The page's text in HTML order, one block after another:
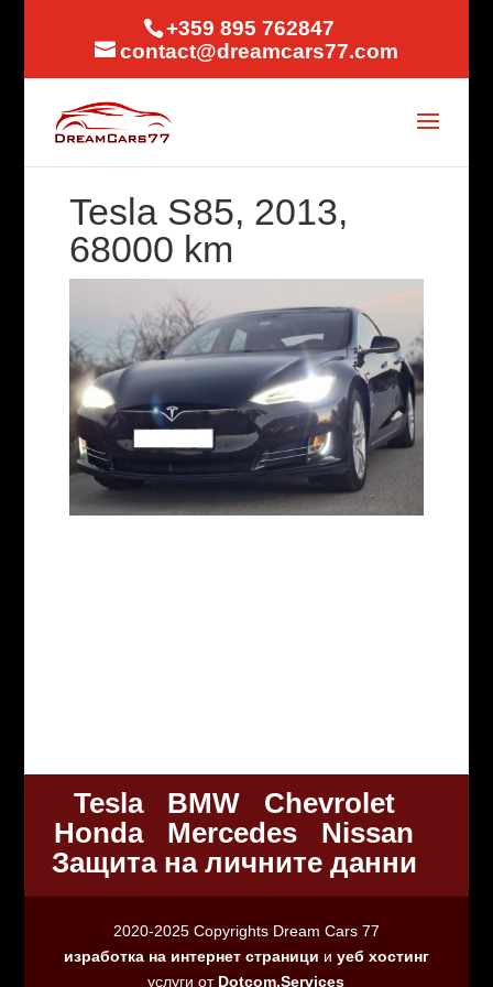
+359 895 762847
contact@dreamcars77.com
Tesla S85, 2013,
68000 km
Tesla BMW
Chevrolet
Honda
Mercedes
Nissan
Защита на личните данни
2020-2025 Copyrights Dream Cars 77
изработка на интернет страници и уеб хостинг
услуги от Dotcom.Services